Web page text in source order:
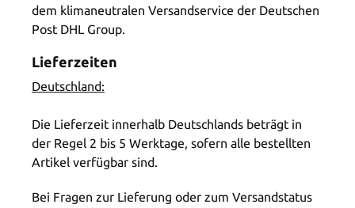
dem klimaneutralen Versandservice der Deutschen
Post DHL Group.
Lieferzeiten
Deutschland:
Die Lieferzeit innerhalb Deutschlands beträgt in
der Regel 2 bis 5 Werktage, sofern alle bestellten
Artikel verfügbar sind.
Bei Fragen zur Lieferung oder zum Versandstatus